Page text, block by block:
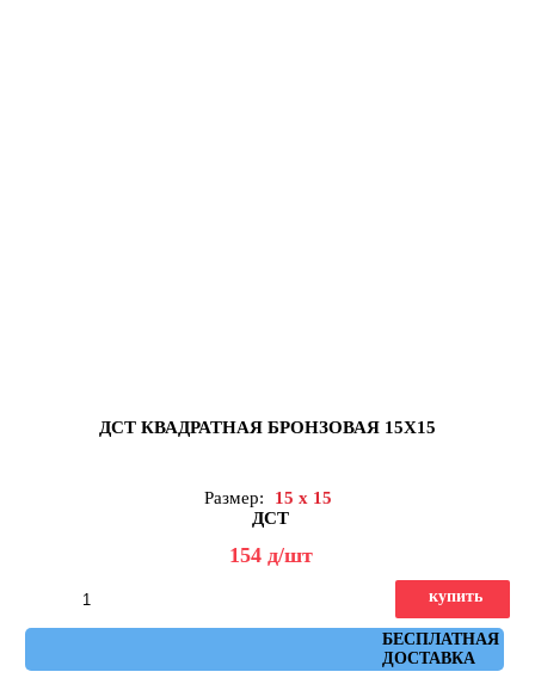
ДСТ КВАДРАТНАЯ БРОНЗОВАЯ 15Х15
Размер:
15 x 15
ДСТ
154 д/шт
БЕСПЛАТНАЯ
ДОСТАВКА
купить